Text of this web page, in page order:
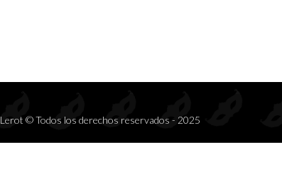
Lerot © Todos los derechos reservados - 2025